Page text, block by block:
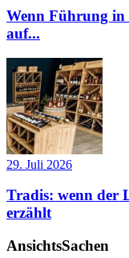
Wenn Führung in
auf...
29. Juli 2026
Tradis: wenn der
erzählt
AnsichtsSachen